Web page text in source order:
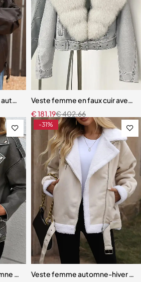
printemps – Faux cuir rétro,
Veste femme en faux cuir avec
€402,66
€181,19
femmes rétro ceinture ample veste
-31%
Veste femme automne-hiver en